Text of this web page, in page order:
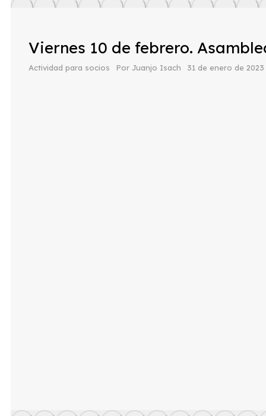
Viernes 10 de febrero.
Actividad para socios Por Juanjo Isach 31 de enero de 2023